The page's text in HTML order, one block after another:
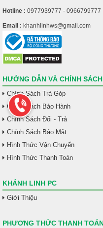
Hotline : 0977939777 - 0966799777
Email : khanhlinhws@gmail.com
HƯỚNG DẪN VÀ CHÍNH SÁCH
Chính Sách Trả Góp
Chính Sách Bảo Hành
Chính Sách Đổi - Trả
Chính Sách Bảo Mật
Hình Thức Vận Chuyển
Hình Thức Thanh Toán
KHÁNH LINH PC
Giới Thiệu
PHƯƠNG THỨC THANH